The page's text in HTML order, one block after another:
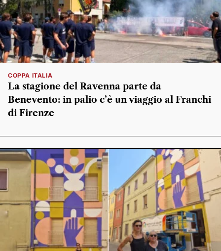
COPPA ITALIA
La stagione del Ravenna parte da
Benevento: in palio c’è un viaggio al Franchi
di Firenze